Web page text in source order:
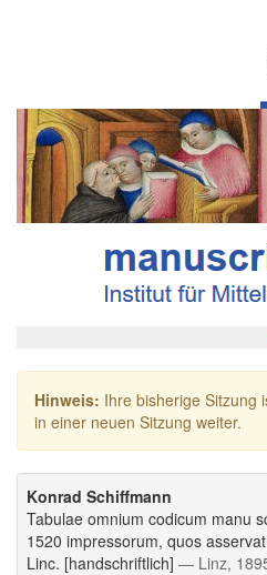
Hinweis: Ihre bisherige Sitzung
in einer neuen Sitzung weiter.
Konrad Schiffmann
Tabulae omnium codicum manu
1520 impressorum, quos
Linc. [handschriftlich] — Linz,